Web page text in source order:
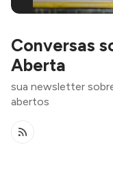
Conversas
Aberta
sua newsletter
abertos